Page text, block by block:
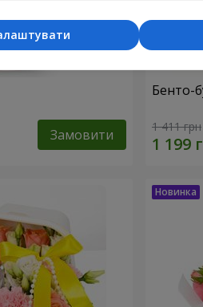
Замовити
Бенто-
1 411 грн